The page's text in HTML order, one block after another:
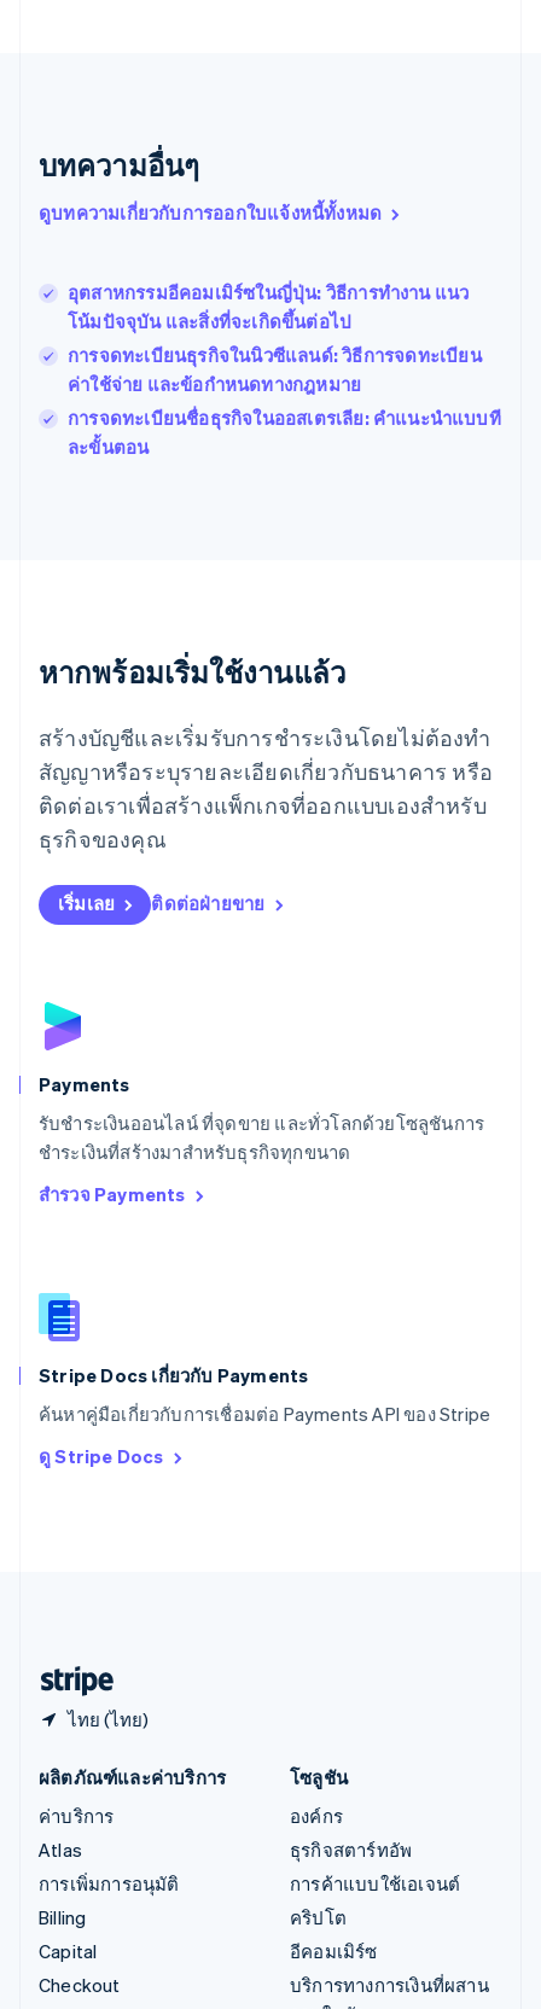
บทความอื่นๆ
ดูบทความเกี่ยวกับการออกใบแจ้งหนี้ทั้งหมด
อุตสาหกรรมอีคอมเมิร์ซในญี่ปุ่น: วิธีการทำงาน แนว
โน้มปัจจุบัน และสิ่งที่จะเกิดขึ้นต่อไป
การจดทะเบียนธุรกิจในนิวซีแลนด์: วิธีการจดทะเบียน
ค่าใช้จ่าย และข้อกำหนดทางกฎหมาย
การจดทะเบียนชื่อธุรกิจในออสเตรเลีย: คำแนะนำแบบที
ละขั้นตอน
หากพร้อมเริ่มใช้งานแล้ว
สร้างบัญชีและเริ่มรับการชำระเงินโดยไม่ต้องทำ
สัญญาหรือระบุรายละเอียดเกี่ยวกับธนาคาร หรือ
ติดต่อเราเพื่อสร้างแพ็กเกจที่ออกแบบเองสำหรับ
ธุรกิจของคุณ
เริ่มเลย ติดต่อฝ่ายขาย
Payments
รับชำระเงินออนไลน์ ที่จุดขาย และทั่วโลกด้วยโซลูชันการ
ชำระเงินที่สร้างมาสำหรับธุรกิจทุกขนาด
สำรวจ Payments
Stripe Docs เกี่ยวกับ Payments
ค้นหาคู่มือเกี่ยวกับการเชื่อมต่อ Payments API ของ Stripe
ดู Stripe Docs
ไทย (ไทย)
Français
โปรตุเกส
โปแลนด์
FrançaisEnglish
ฟินแลนด์
Svenska
มอลตา
English
มาเลเซีย
English
เม็กซิโก
ลักเซมเบิร์ก
Français Deutsch English
English
ลิกเตนสไตน์
DeutschEnglish
ลิทัวเนีย
English
สเปน
สโลวาเกีย
English
Deutsch
สวีเดน
สหรัฐอเมริกา
English Español简体中文
สหรัฐอาหรับเอมิเรตส์
สหราชอาณาจักร
สิงคโปร์
English
ออสเตรเลีย
English
DeutschEnglish
ItalianoEnglish
ผลิตภัณฑ์และค่าบริการ
ค่าบริการ
Atlas
การเพิ่มการอนุมัติ
Billing
Capital
Checkout
โซลูชัน
องค์กร
ธุรกิจสตาร์ทอัพ
การค้าแบบใช้เอเจนต์
คริปโต
อีคอมเมิร์ซ
บริการทางการเงินที่ผสาน